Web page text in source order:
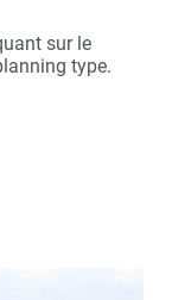
sur le
type.